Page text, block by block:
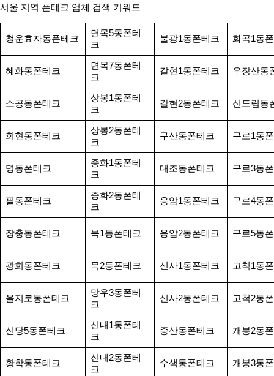
서울 지역 폰테크 업체 검색 키워드
청운효자동폰테크
면목5동폰테
크
불광1동폰테크 화곡1동
혜화동폰테크
면목7동폰테
크
갈현1동폰테크 우장산동
소공동폰테크
상봉1동폰테
크
갈현2동폰테크 신도림동
회현동폰테크
상봉2동폰테
크
구산동폰테크 구로1동
명동폰테크
중화1동폰테
크
대조동폰테크 구로3동
필동폰테크
중화2동폰테
크
응암1동폰테크 구로4동
장충동폰테크 묵1동폰테크 응암2동폰테크 구로5동
광희동폰테크 묵2동폰테크 신사1동폰테크 고척1동
을지로동폰테크
망우3동폰테
크
신사2동폰테크 고척2동
신당5동폰테크
신내1동폰테
크
증산동폰테크 개봉2동
황학동폰테크
신내2동폰테
크
수색동폰테크 개봉3동